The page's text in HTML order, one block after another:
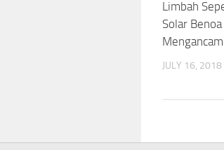
Limbah
Solar
Mengancam
JULY 16, 2018